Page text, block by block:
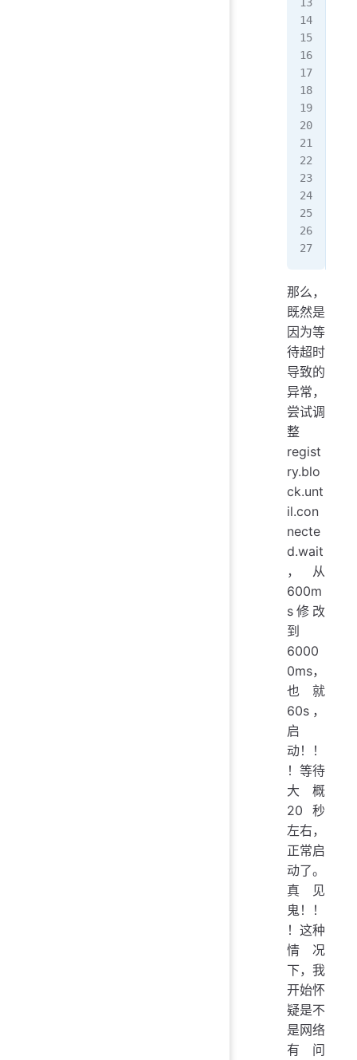
那么，
既然是
因为等
待超时
导致的
异常，
尝试调
整
regist
ry.blo
ck.unt
il.con
necte
d.wait
，从
600m
s修改
到
6000
0ms，
也就
60s，
启
动！！
！等待
大概
20秒
左右，
正常启
动了。
真见
鬼！！
！这种
情况
下，我
开始怀
疑是不
是网络
有问